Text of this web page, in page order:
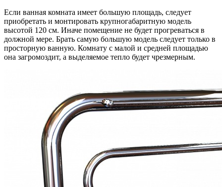
Если ванная комната имеет большую площадь, следует
приобретать и монтировать крупногабаритную модель
высотой 120 см. Иначе помещение не будет прогреваться в
должной мере. Брать самую большую модель следует только в
просторную ванную. Комнату с малой и средней площадью
она загромоздит, а выделяемое тепло будет чрезмерным.